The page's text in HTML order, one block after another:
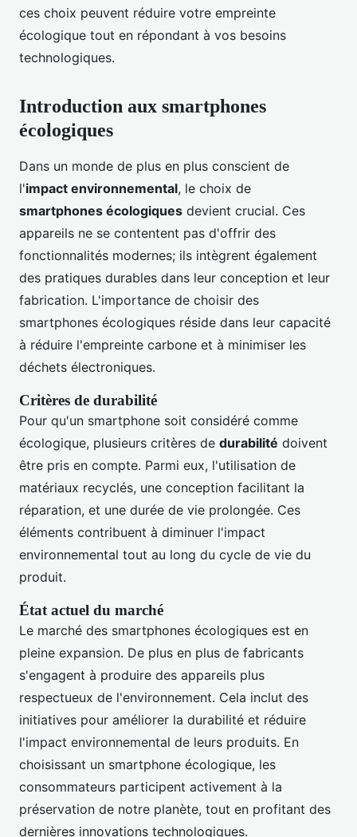
ces choix peuvent réduire votre empreinte
écologique tout en répondant à vos besoins
technologiques.
Introduction aux smartphones
écologiques
Dans un monde de plus en plus conscient de
l'impact environnemental, le choix de
smartphones écologiques devient crucial. Ces
appareils ne se contentent pas d'offrir des
fonctionnalités modernes; ils intègrent également
des pratiques durables dans leur conception et leur
fabrication. L'importance de choisir des
smartphones écologiques réside dans leur capacité
à réduire l'empreinte carbone et à minimiser les
déchets électroniques.
Critères de durabilité
Pour qu'un smartphone soit considéré comme
écologique, plusieurs critères de durabilité doivent
être pris en compte. Parmi eux, l'utilisation de
matériaux recyclés, une conception facilitant la
réparation, et une durée de vie prolongée. Ces
éléments contribuent à diminuer l'impact
environnemental tout au long du cycle de vie du
produit.
État actuel du marché
Le marché des smartphones écologiques est en
pleine expansion. De plus en plus de fabricants
s'engagent à produire des appareils plus
respectueux de l'environnement. Cela inclut des
initiatives pour améliorer la durabilité et réduire
l'impact environnemental de leurs produits. En
choisissant un smartphone écologique, les
consommateurs participent activement à la
préservation de notre planète, tout en profitant des
dernières innovations technologiques.